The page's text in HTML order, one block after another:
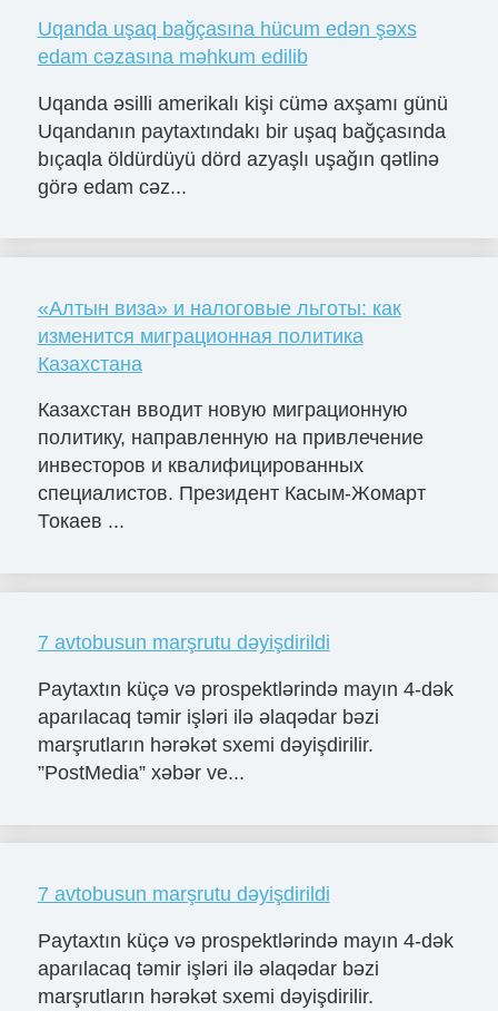
Uqanda uşaq bağçasına hücum edən şəxs
edam cəzasına məhkum edilib
Uqanda əsilli amerikalı kişi cümə axşamı günü
Uqandanın paytaxtındakı bir uşaq bağçasında
bıçaqla öldürdüyü dörd azyaşlı uşağın qətlinə
görə edam cəz...
«Алтын виза» и налоговые льготы: как
изменится миграционная политика
Казахстана
Казахстан вводит новую миграционную
политику, направленную на привлечение
инвесторов и квалифицированных
специалистов. Президент Касым-Жомарт
Токаев ...
7 avtobusun marşrutu dəyişdirildi
Paytaxtın küçə və prospektlərində mayın 4-dək
aparılacaq təmir işləri ilə əlaqədar bəzi
marşrutların hərəkət sxemi dəyişdirilir.
”PostMedia” xəbər ve...
7 avtobusun marşrutu dəyişdirildi
Paytaxtın küçə və prospektlərində mayın 4-dək
aparılacaq təmir işləri ilə əlaqədar bəzi
marşrutların hərəkət sxemi dəyişdirilir.